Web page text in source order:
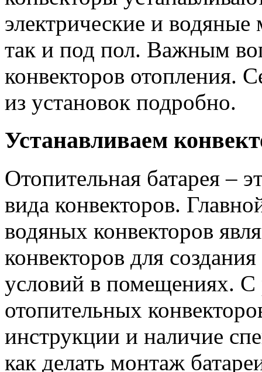
электрические и
так и под пол. Важным
конвекторов отопления.
из установок подробно.
Устанавливаем
Отопительная батарея –
вида конвекторов.
водяных конвекторов
конвекторов для
условий в помещениях.
отопительных
инструкции и наличие
как делать монтаж